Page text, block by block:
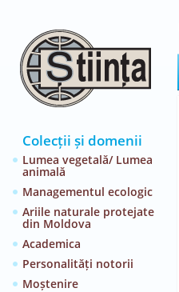
Colecții și domenii
Lumea vegetală/ Lumea
animală
Managementul ecologic
Ariile naturale protejate
din Moldova
Academica
Personalități notorii
Moștenire